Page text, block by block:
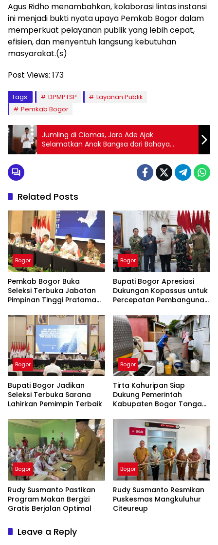
Agus Ridho menambahkan, kolaborasi lintas instansi
ini menjadi bukti nyata upaya Pemkab Bogor dalam
memperkuat pelayanan publik yang lebih cepat,
efisien, dan menyentuh langsung kebutuhan
masyarakat.(s)
Post Views: 173
Tags: DPMPTSP
Layanan Publik
Pemkab Bogor
Jumling di Ciomas, Jaro Ade Ajak
Selamatkan Anak Bangsa dari Bahaya
Narkoba
Related Posts
Bogor
Pemkab Bogor Buka
Seleksi Terbuka Jabatan
Pimpinan Tinggi Pratama
Bogor
Bupati Bogor Apresiasi
Dukungan Kopassus untuk
Percepatan Pembangunan
Bogor
Bupati Bogor Jadikan
Seleksi Terbuka Sarana
Lahirkan Pemimpin Terbaik
Bogor
Tirta Kahuripan Siap
Dukung Pemerintah
Kabupaten Bogor Tangani
Bogor
Rudy Susmanto Pastikan
Program Makan Bergizi
Gratis Berjalan Optimal
Bogor
Rudy Susmanto Resmikan
Puskesmas Mangkuluhur
Citeureup
Leave a Reply